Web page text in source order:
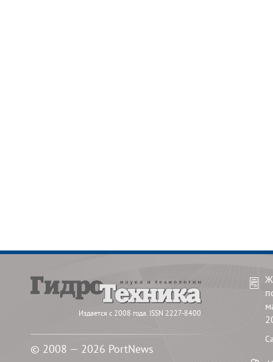
Издается с 2008 года. ISSN 2227-8400
© 2008 — 2026 PortNews